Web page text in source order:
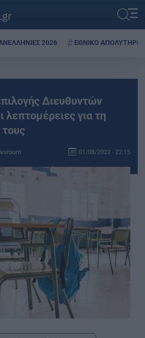
2026 ΕΘΝΙΚΟ ΑΠΟΛΥΤΗΡΙΟ
Διευθυντών
λεπτομέρειες για τη
01/08/2022 - 22:15